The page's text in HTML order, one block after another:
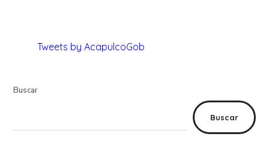
Tweets by AcapulcoGob
Buscar
Buscar